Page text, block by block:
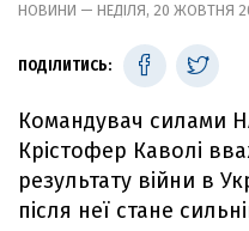
НОВИНИ — НЕДІЛЯ, 20 ЖОВТНЯ
ПОДІЛИТИСЬ:
Командувач силами
Крістофер Каволі
результату війни в
після неї стане